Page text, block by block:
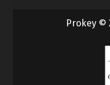
Prokey ©